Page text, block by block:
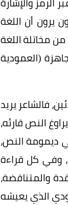
يرون أن اللغة
مخاتلة اللغة
(العمودية
فالشاعر يريد
النص قارئه،
ديمومة النص،
وفي كل قراءة
والمتناقضة،
الذي يعيشه